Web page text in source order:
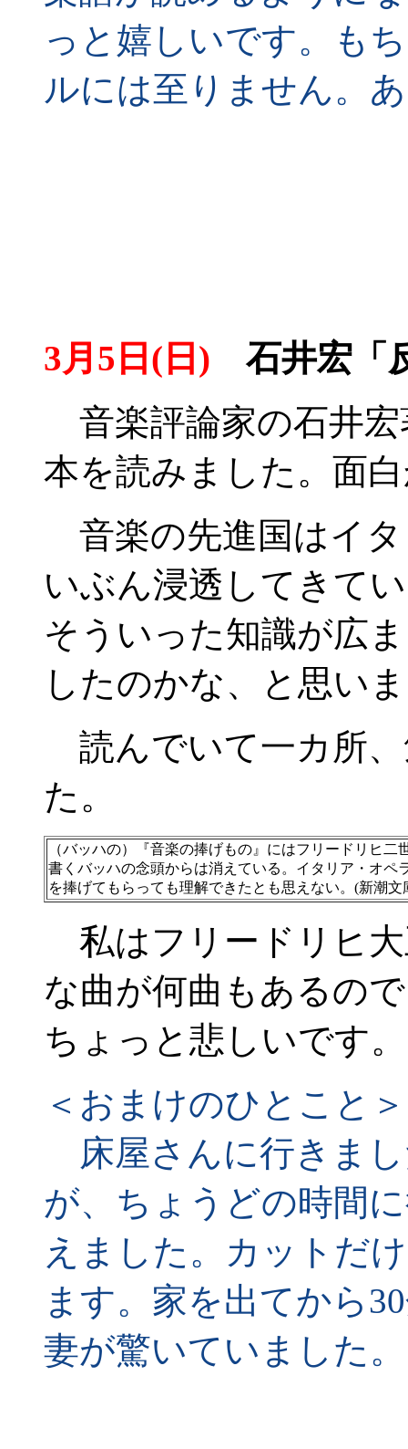
っと嬉しいです。も
ルには至りません。
3月5日(日) 石井宏「
音楽評論家の石井宏
本を読みました。面
音楽の先進国はイ
いぶん浸透してきて
そういった知識が広
したのかな、と思い
読んでいて一カ所
た。
（バッハの）『音楽の捧げもの』にはフリードリヒ
書くバッハの念頭からは消えている。イタリア・オ
を捧げてもらっても理解できたとも思えない。(新潮文
私はフリードリヒ
な曲が何曲もあるの
ちょっと悲しいです。
＜おまけのひとこと＞
床屋さんに行きま
が、ちょうどの時間
えました。カットだ
ます。家を出てから
妻が驚いていました。